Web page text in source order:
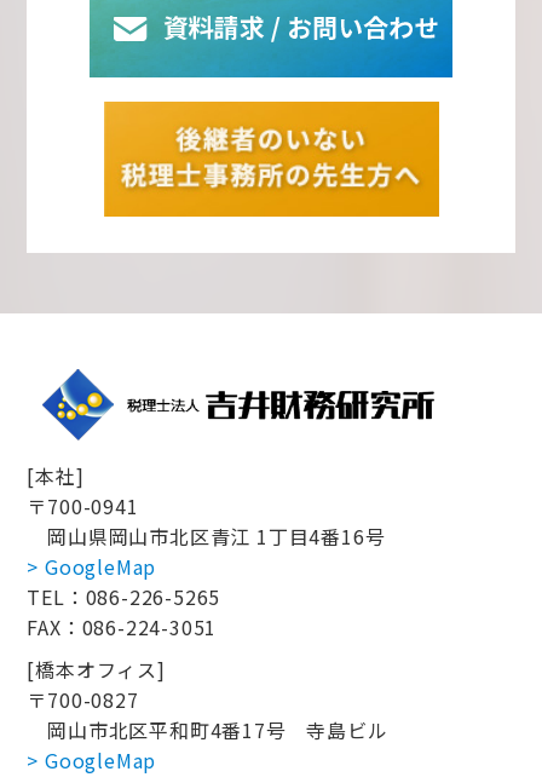
[本社]
〒700-0941
岡山県岡山市北区青江 1丁目4番16号
> GoogleMap
TEL：086-226-5265
FAX：086-224-3051
[橋本オフィス]
〒700-0827
岡山市北区平和町4番17号 寺島ビル
> GoogleMap